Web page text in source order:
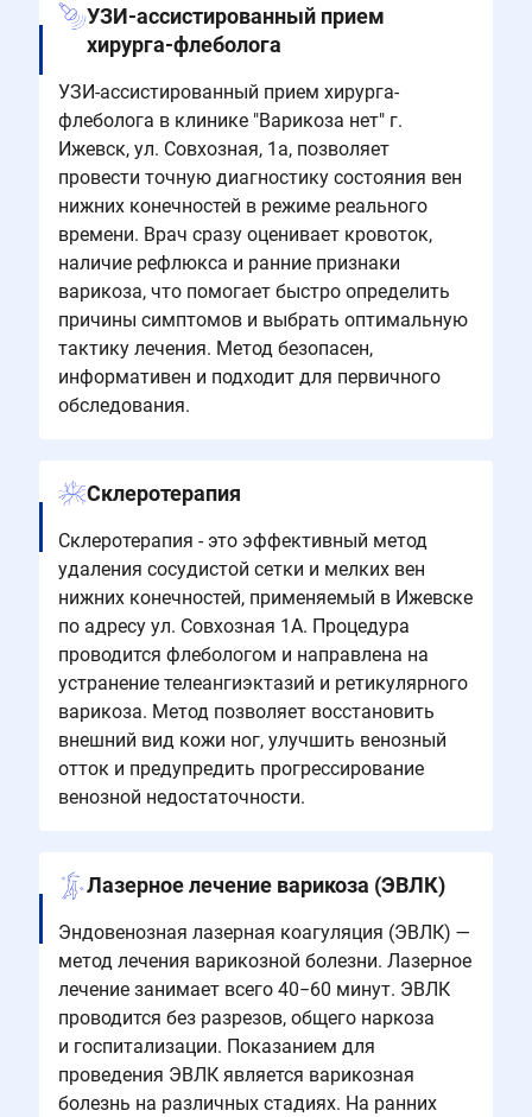
УЗИ-ассистированный прием
хирурга-флеболога
УЗИ-ассистированный прием хирурга-
флеболога в клинике "Варикоза нет" г.
Ижевск, ул. Совхозная, 1а, позволяет
провести точную диагностику состояния вен
нижних конечностей в режиме реального
времени. Врач сразу оценивает кровоток,
наличие рефлюкса и ранние признаки
варикоза, что помогает быстро определить
причины симптомов и выбрать оптимальную
тактику лечения. Метод безопасен,
информативен и подходит для первичного
обследования.
Склеротерапия
Склеротерапия - это эффективный метод
удаления сосудистой сетки и мелких вен
нижних конечностей, применяемый в Ижевске
по адресу ул. Совхозная 1А. Процедура
проводится флебологом и направлена на
устранение телеангиэктазий и ретикулярного
варикоза. Метод позволяет восстановить
внешний вид кожи ног, улучшить венозный
отток и предупредить прогрессирование
венозной недостаточности.
Лазерное лечение варикоза (ЭВЛК)
Эндовенозная лазерная коагуляция (ЭВЛК) —
метод лечения варикозной болезни. Лазерное
лечение занимает всего 40−60 минут. ЭВЛК
проводится без разрезов, общего наркоза
и госпитализации. ​​​​​​​Показанием для
проведения ЭВЛК является варикозная
болезнь на различных стадиях. На ранних